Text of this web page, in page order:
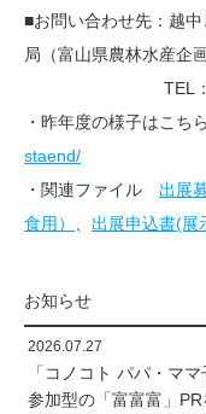
■お問い合わせ先：越
局（富山県農林水産企
TEL
・昨年度の様子はこち
staend/
・関連ファイル 出展
食用）
出展申込書(展
お知らせ
2026.07.27
「コノコト パパ・マ
参加型の「富富富」